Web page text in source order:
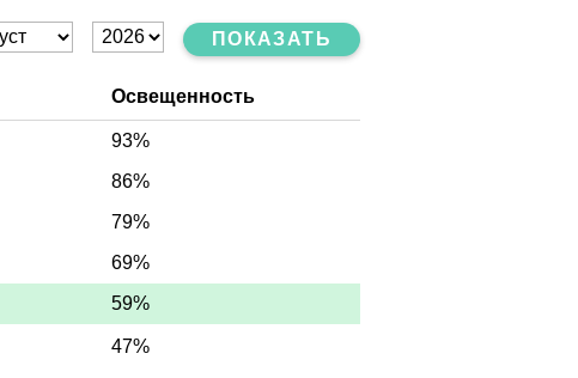
ПОКАЗАТЬ
Освещенность
93%
86%
79%
69%
59%
47%